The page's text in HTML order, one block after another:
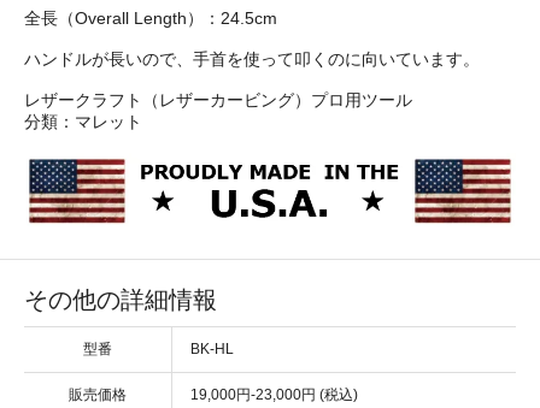
全長（Overall Length）：24.5cm
ハンドルが長いので、手首を使って叩くのに向いています。
レザークラフト（レザーカービング）プロ用ツール
分類：マレット
その他の詳細情報
型番 BK-HL
販売価格 19,000円-23,000円 (税込)